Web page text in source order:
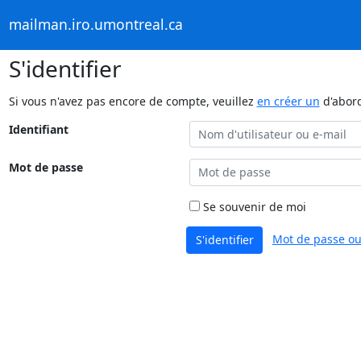
mailman.iro.umontreal.ca
S'identifier
Si vous n'avez pas encore de compte, veuillez en créer un
Identifiant
Mot de passe
Se souvenir de moi
S'identifier Mot de passe